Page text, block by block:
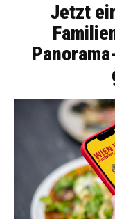
Jetzt